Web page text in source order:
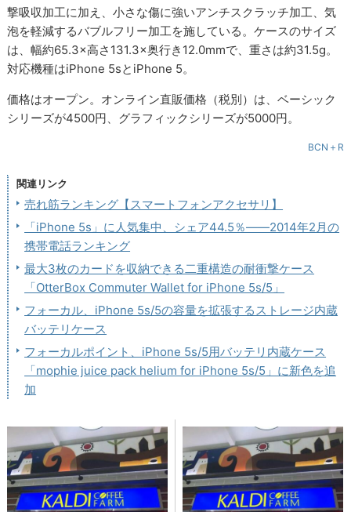
撃吸収加工に加え、小さな傷に強いアンチスクラッチ加工、気
泡を軽減するバブルフリー加工を施している。ケースのサイズ
は、幅約65.3×高さ131.3×奥行き12.0mmで、重さは約31.5g。
対応機種はiPhone 5sとiPhone 5。
価格はオープン。オンライン直販価格（税別）は、ベーシック
シリーズが4500円、グラフィックシリーズが5000円。
BCN＋R
関連リンク
売れ筋ランキング【スマートフォンアクセサリ】
「iPhone 5s」に人気集中、シェア44.5％――2014年2月の
携帯電話ランキング
最大3枚のカードを収納できる二重構造の耐衝撃ケース
「OtterBox Commuter Wallet for iPhone 5s/5」
フォーカル、iPhone 5s/5の容量を拡張するストレージ内蔵
バッテリケース
フォーカルポイント、iPhone 5s/5用バッテリ内蔵ケース
「mophie juice pack helium for iPhone 5s/5」に新色を追
加